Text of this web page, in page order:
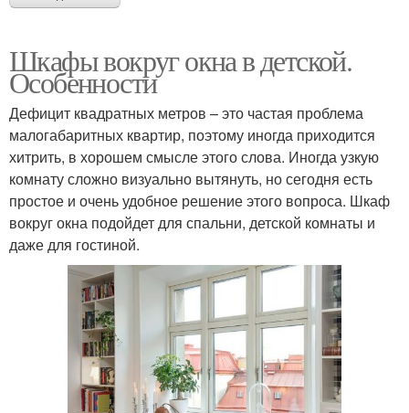
Шкафы вокруг окна в детской.
Особенности
Дефицит квадратных метров – это частая проблема
малогабаритных квартир, поэтому иногда приходится
хитрить, в хорошем смысле этого слова. Иногда узкую
комнату сложно визуально вытянуть, но сегодня есть
простое и очень удобное решение этого вопроса. Шкаф
вокруг окна подойдет для спальни, детской комнаты и
даже для гостиной.